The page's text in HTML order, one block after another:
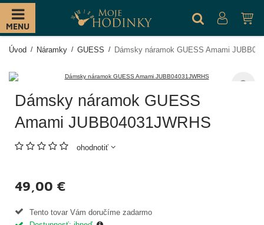
MENU
Úvod Náramky GUESS Dámsky náramok GUESS Amami
Dámsky náramok GUESS
Amami JUBB04031JWRHS
ohodnotiť
49,00 €
Tento tovar Vám doručíme zadarmo